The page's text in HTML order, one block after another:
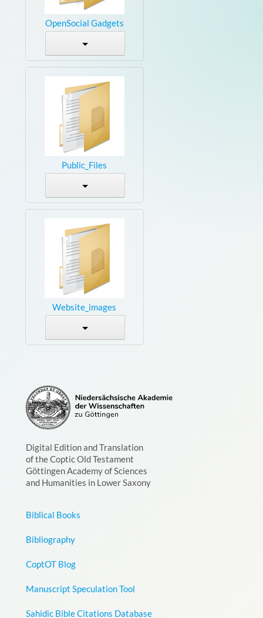
OpenSocial Gadgets
Public_Files
Website_images
Digital Edition and Translation
of the Coptic Old Testament
Göttingen Academy of Sciences
and Humanities in Lower Saxony
Biblical Books
Bibliography
CoptOT Blog
Manuscript Speculation Tool
Sahidic Bible Citations Database